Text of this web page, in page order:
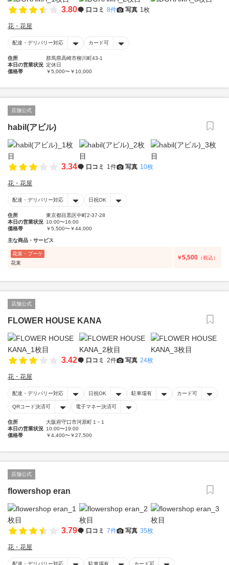
3.80 口コミ 8件 写真 1枚
花・花屋
配達・デリバリー対応 カード可
住所
群馬県高崎市柳川町43-1
本日の営業状況 定休日
価格帯
￥5,000〜￥10,000
店舗公式
habil(アビル)
3.34 口コミ 1件 写真 10枚
花・花屋
配達・デリバリー対応 日祝OK
住所
東京都目黒区中町2-37-28
本日の営業状況 10:00〜16:00
価格帯
￥5,500〜￥44,000
主な商品・サービス
花束・ブーケ
花束
￥5,500 （税込）
店舗公式
FLOWER HOUSE KANA
3.42 口コミ 2件 写真 24枚
花・花屋
配達・デリバリー対応 日祝OK 駐車場有 カード可
QRコード決済可 電子マネー決済可
住所
大阪府守口市河原町１−１
本日の営業状況 10:00〜19:00
価格帯
￥4,400〜￥27,500
店舗公式
flowershop eran
3.79 口コミ 7件 写真 35枚
花・花屋
配達・デリバリー対応 駐車場有 カード可